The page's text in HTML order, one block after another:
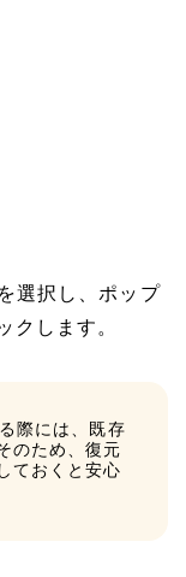
選択し、ポップ
クします。
際には、既存
のため、復元
ておくと安心